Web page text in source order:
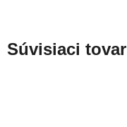
Súvisiaci tovar